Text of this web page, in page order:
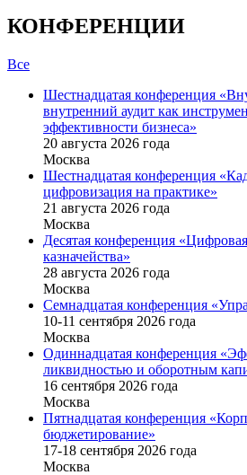
КОНФЕРЕНЦИИ
Все
Шестнадцатая конференция
внутренний аудит как
эффективности бизнеса»
20 августа 2026 года
Москва
Шестнадцатая конференция
цифровизация на практике»
21 августа 2026 года
Москва
Десятая конференция
казначейства»
28 августа 2026 года
Москва
Семнадцатая конференция
10-11 сентября 2026 года
Москва
Одиннадцатая конференция
ликвидностью и оборотным
16 cентября 2026 года
Москва
Пятнадцатая конференция
бюджетирование»
17-18 сентября 2026 года
Москва